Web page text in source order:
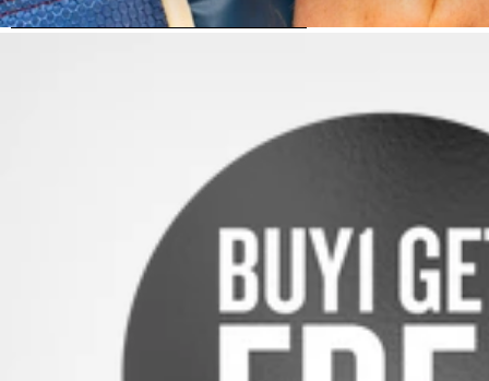
WEITER ZU DEN PRODUKTINFORMATIONEN